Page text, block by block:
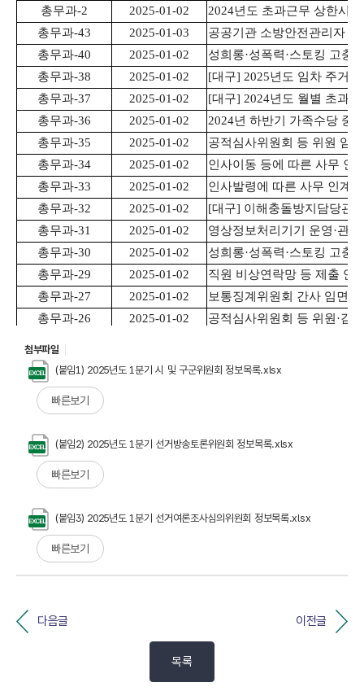
첨부파일
(붙임1) 2025년도 1분기 시 및 구군위원회 정보목록.xlsx
빠른보기
(붙임2) 2025년도 1분기 선거방송토론위원회 정보목록.xlsx
빠른보기
(붙임3) 2025년도 1분기 선거여론조사심의위원회 정보목록.xlsx
빠른보기
다음글 이전글
목록